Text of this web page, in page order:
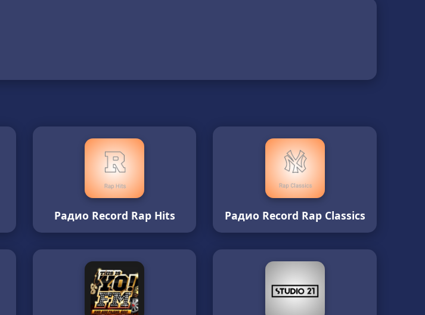
Радио Record Rap Hits Радио Record Rap Classics